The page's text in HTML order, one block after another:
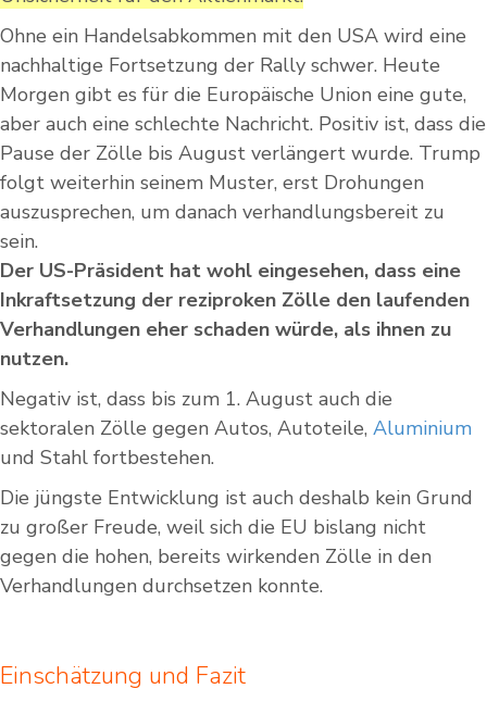
Ohne ein Handelsabkommen mit den USA wird eine
nachhaltige Fortsetzung der Rally schwer. Heute
Morgen gibt es für die Europäische Union eine gute,
aber auch eine schlechte Nachricht. Positiv ist, dass die
Pause der Zölle bis August verlängert wurde. Trump
folgt weiterhin seinem Muster, erst Drohungen
auszusprechen, um danach verhandlungsbereit zu
sein.
Der US-Präsident hat wohl eingesehen, dass eine
Inkraftsetzung der reziproken Zölle den laufenden
Verhandlungen eher schaden würde, als ihnen zu
nutzen.
Negativ ist, dass bis zum 1. August auch die
sektoralen Zölle gegen Autos, Autoteile, Aluminium
und Stahl fortbestehen.
Die jüngste Entwicklung ist auch deshalb kein Grund
zu großer Freude, weil sich die EU bislang nicht
gegen die hohen, bereits wirkenden Zölle in den
Verhandlungen durchsetzen konnte.
Einschätzung und Fazit